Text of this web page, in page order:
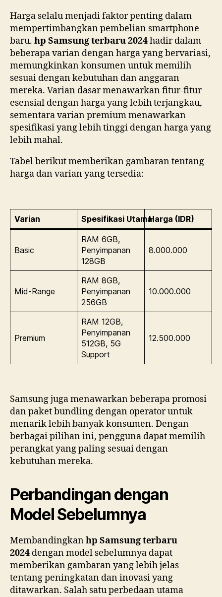
Harga selalu menjadi faktor penting dalam
mempertimbangkan pembelian smartphone
baru. hp Samsung terbaru 2024hadir dalam
beberapa varian dengan harga yang bervariasi,
memungkinkan konsumen untuk memilih
sesuai dengan kebutuhan dan anggaran
mereka. Varian dasar menawarkan fitur-fitur
esensial dengan harga yang lebih terjangkau,
sementara varian premium menawarkan
spesifikasi yang lebih tinggi dengan harga yang
lebih mahal.
Tabel berikut memberikan gambaran tentang
harga dan varian yang tersedia:
Varian Spesifikasi UtamaHarga (IDR)
Basic
RAM 6GB,
Penyimpanan
128GB
8.000.000
Mid-Range
RAM 8GB,
Penyimpanan
256GB
10.000.000
Premium
RAM 12GB,
Penyimpanan
512GB, 5G
Support
12.500.000
Samsung juga menawarkan beberapa promosi
dan paket bundling dengan operator untuk
menarik lebih banyak konsumen. Dengan
berbagai pilihan ini, pengguna dapat memilih
perangkat yang paling sesuai dengan
kebutuhan mereka.
Perbandingan dengan
Model Sebelumnya
Membandingkanhp Samsung terbaru
2024 dengan model sebelumnya dapat
memberikan gambaran yang lebih jelas
tentang peningkatan dan inovasi yang
ditawarkan. Salah satu perbedaan utama